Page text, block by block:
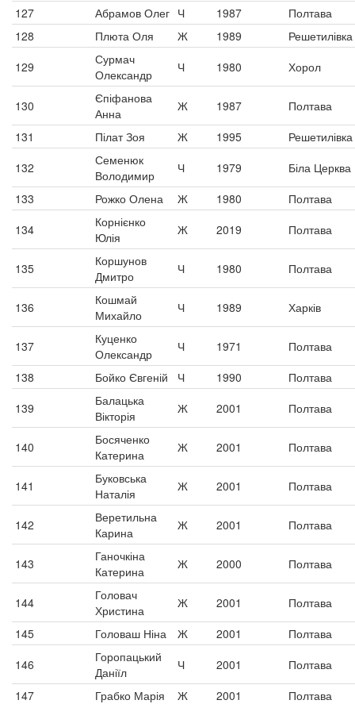
127 Абрамов Олег Ч 1987
Полтава
128
Плюта Оля Ж 1989
Решетилівка
129
Сурмач
Олександр
Ч 1980 Хорол
130
Єпіфанова
Анна
Ж 1987
Полтава
131
Пілат Зоя Ж 1995
Решетилівка
132
Семенюк
Володимир
Ч 1979
Біла Церква
133
Рожко Олена Ж 1980
Полтава
134
Корнієнко
Юлія
Ж 2019 Полтава
135
Коршунов
Дмитро
Ч 1980 Полтава
136
Кошмай
Михайло
Ч 1989 Харків
137
Куценко
Олександр
Ч 1971
Полтава
138
Бойко Євгеній Ч 1990
Полтава
139
Балацька
Вікторія
Ж 2001 Полтава
140
Босяченко
Катерина
Ж 2001 Полтава
141
Буковська
Наталія
Ж 2001 Полтава
142
Веретильна
Карина
Ж 2001 Полтава
143
Ганочкіна
Катерина
Ж 2000 Полтава
144
Головач
Христина
Ж 2001
Полтава
145
Головаш Ніна Ж 2001
Полтава
146
Горопацький
Даніїл
Ч 2001
Полтава
147
Грабко Марія Ж 2001
Полтава